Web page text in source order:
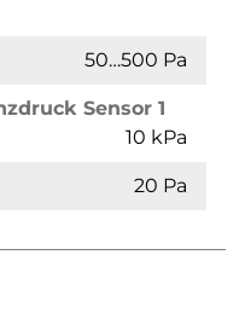
50…500 Pa
Sensor 1
10 kPa
20 Pa